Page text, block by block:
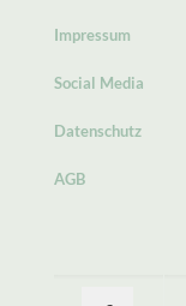
Impressum
Social Media
Datenschutz
AGB